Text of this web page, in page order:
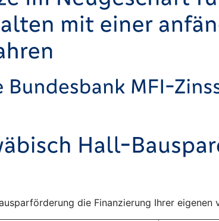
die Finanzierung Ihrer